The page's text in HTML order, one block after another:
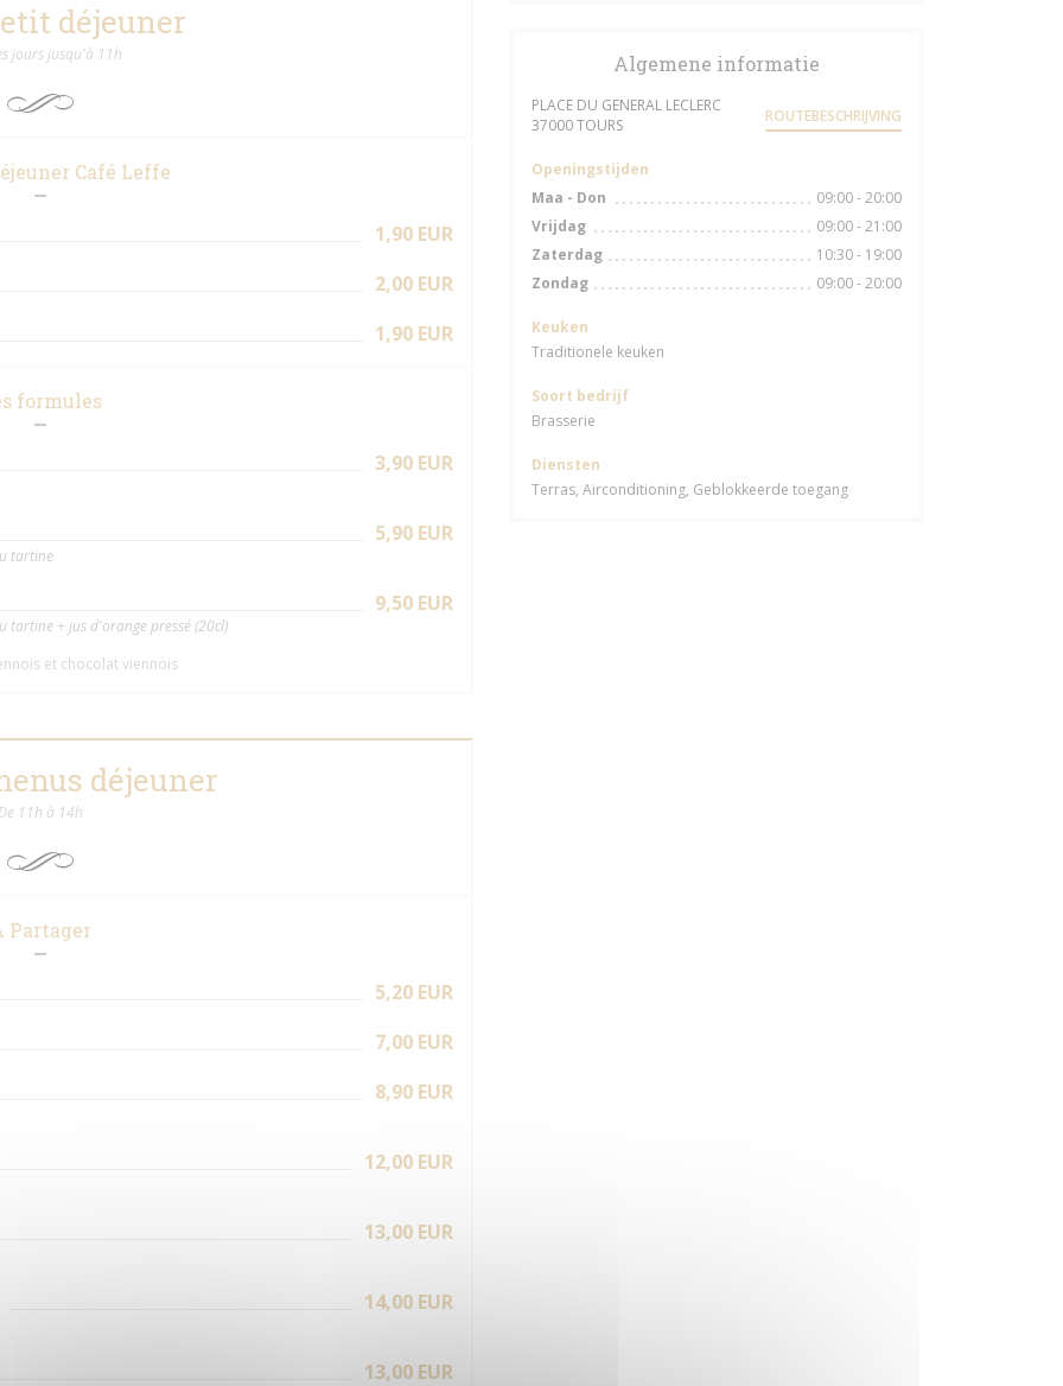
déjeuner
jours jusqu'à 11h
Café Leffe
1,90 EUR
2,00 EUR
1,90 EUR
formules
3,90 EUR
5,90 EUR
tartine
9,50 EUR
tartine + jus d'orange pressé (20cl)
et chocolat viennois
déjeuner
De 11h à 14h
Partager
5,20 EUR
7,00 EUR
8,90 EUR
12,00 EUR
13,00 EUR
14,00 EUR
13,00 EUR
Algemene informatie
PLACE DU GENERAL LECLERC
37000 TOURS((opent in een nieuw venster))ROUTEBESCHRIJVING
Openingstijden
Maa - Don
09:00 - 20:00
Vrijdag
09:00 - 21:00
Zaterdag
10:30 - 19:00
Zondag
09:00 - 20:00
Keuken
Traditionele keuken
Soort bedrijf
Brasserie
Diensten
Terras, Airconditioning, Geblokkeerde toegang